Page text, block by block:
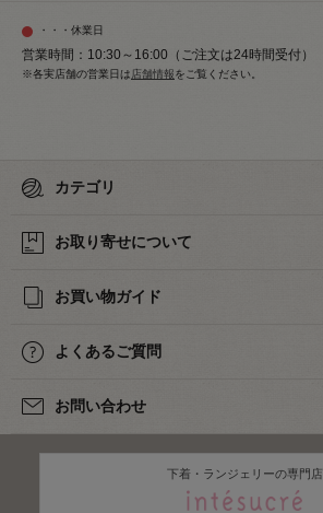
・・・休業日
営業時間：10:30～16:00（ご注文は24時間受付）
※各実店舗の営業日は店舗情報をご覧ください。
カテゴリ
お取り寄せについて
お買い物ガイド
よくあるご質問
お問い合わせ
下着・ランジェリーの専門店